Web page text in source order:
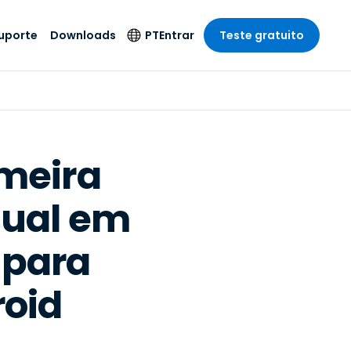
com
de
On-
Detecção e
Resposta de
Foxpass Acesso e
Seguro Zero Trust
Sector Público
e Design
e Finanças
os Setores
Sistema
Downloads PT
Français
Italiano
Entrar Teste gratuito
em